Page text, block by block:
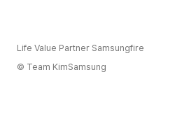
Life Value Partner Samsungfire
© Team KimSamsung